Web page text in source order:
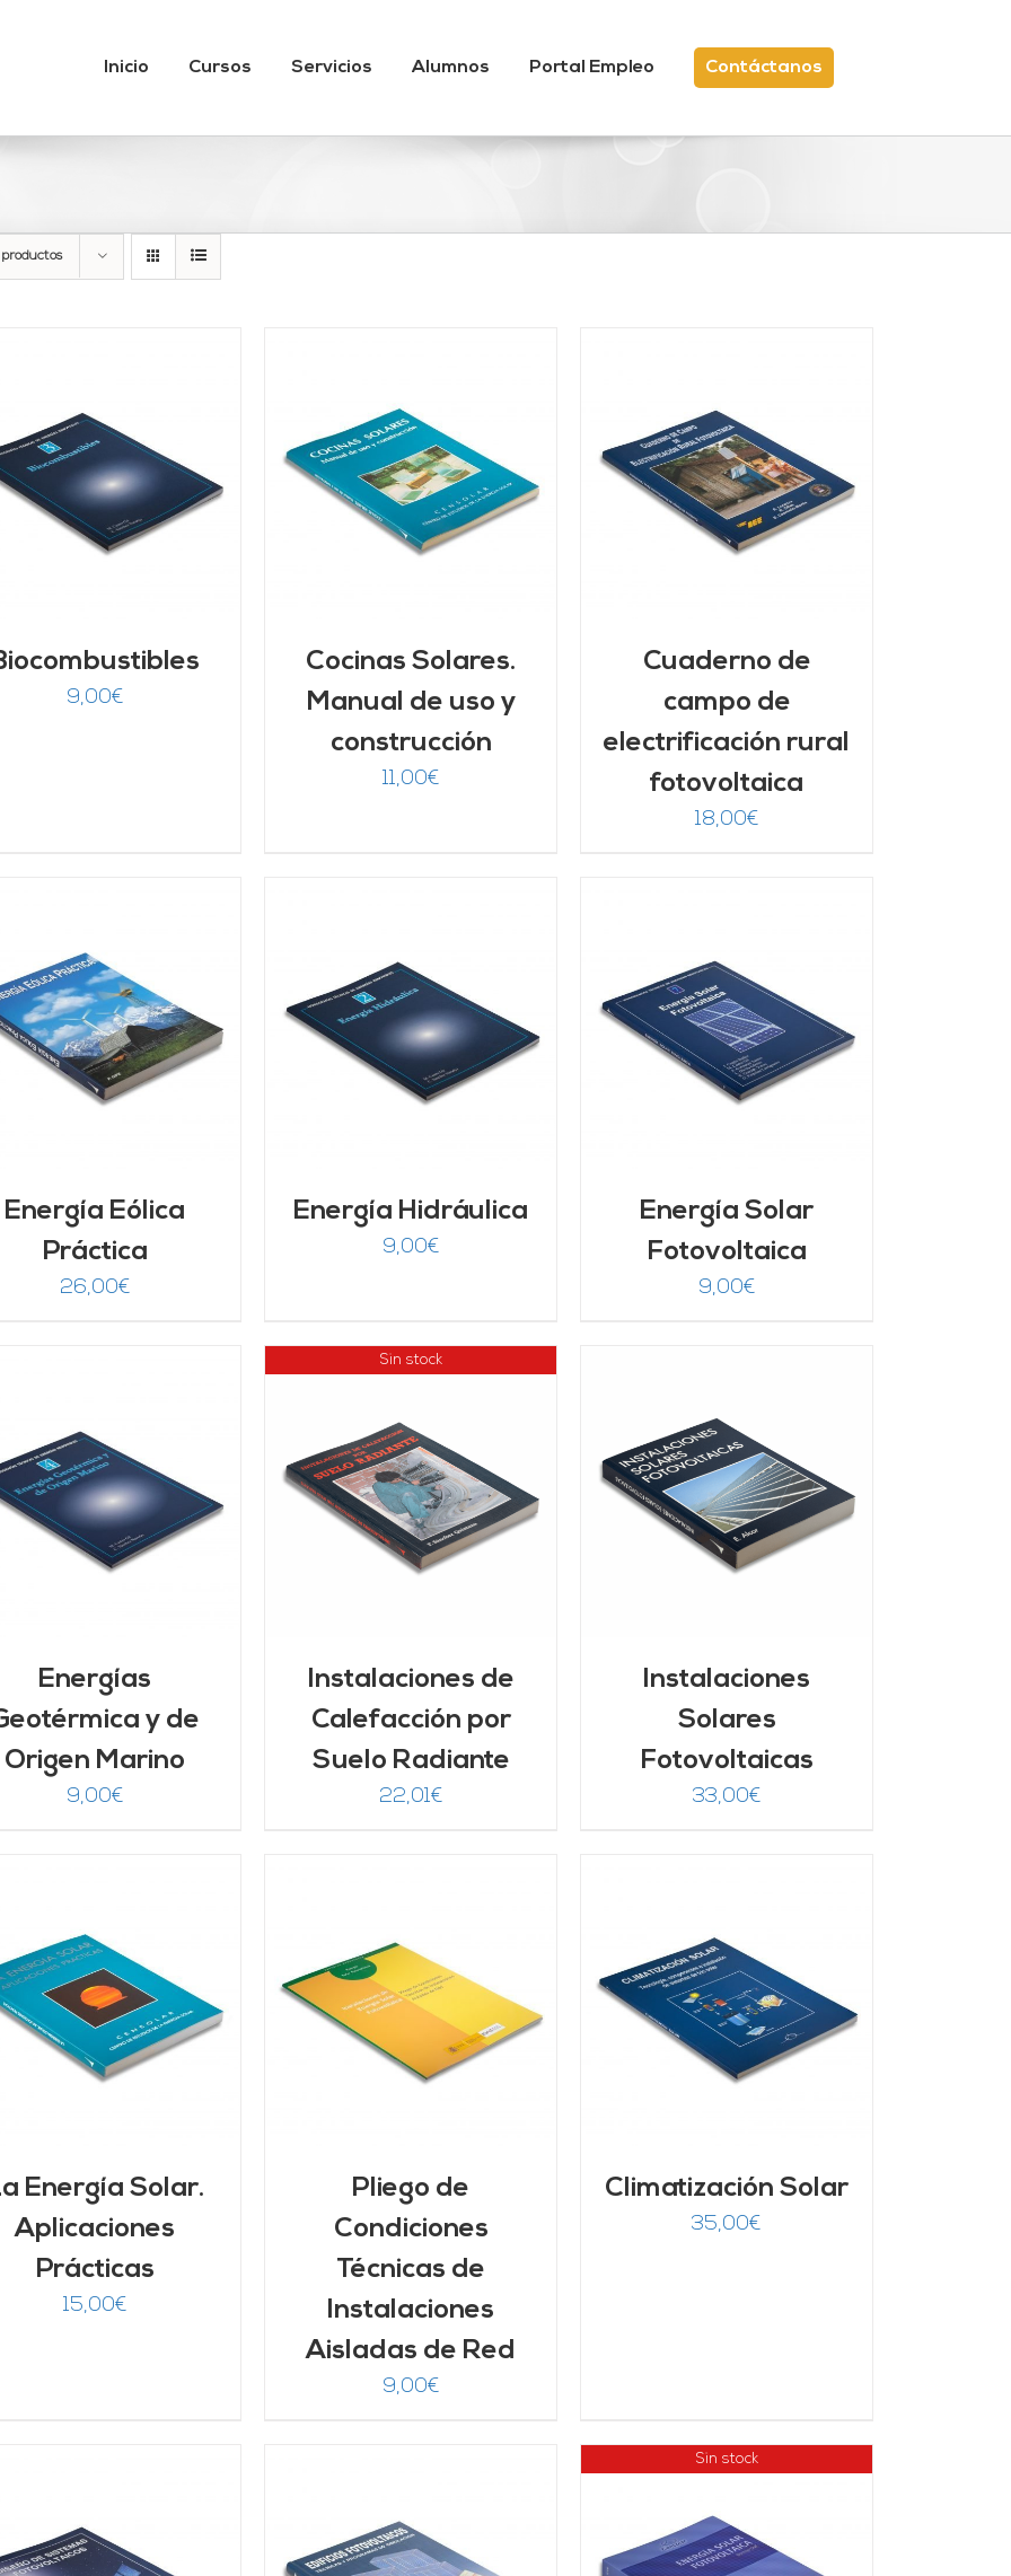
Inicio Cursos Servicios Alumnos Portal Empleo Contáctanos
9,00€
AÑADIR AL CARRITO
DETALLES
Cocinas Solares.
Manual de uso y
construcción
11,00€
AÑADIR AL CARRITO
DETALLES
Cuaderno de
campo de
electrificación rural
fotovoltaica
18,00€
Energía Eólica
Práctica
26,00€
AÑADIR AL CARRITO
/
DETALLES
Energía Hidráulica
9,00€
AÑADIR AL CARRITO
DETALLES
Energía Solar
Fotovoltaica
9,00€
Energías
y de
Origen Marino
9,00€
Sin stock
DETALLES
Instalaciones de
Calefacción por
Suelo Radiante
22,01€
AÑADIR AL CARRITO
/
DETALLES
Instalaciones
Solares
Fotovoltaicas
33,00€
Energía Solar.
Aplicaciones
Prácticas
15,00€
AÑADIR AL CARRITO
/
DETALLES
Pliego de
Condiciones
Técnicas de
Instalaciones
Aisladas de Red
9,00€
AÑADIR AL CARRITO
DETALLES
Climatización Solar
35,00€
Sin stock